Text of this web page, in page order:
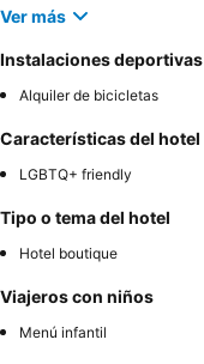
Ver más
Instalaciones deportivas
Alquiler de bicicletas
Características del hotel
LGBTQ+ friendly
Tipo o tema del hotel
Hotel boutique
Viajeros con niños
Menú infantil